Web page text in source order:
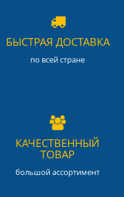
БЫСТРАЯ ДОСТАВКА
по всей стране
КАЧЕСТВЕННЫЙ
ТОВАР
большой ассортимент